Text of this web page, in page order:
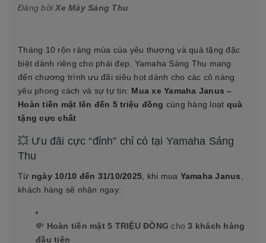
Đăng bởiXe Máy Sáng Thu
Tháng 10 rộn ràng mùa của yêu thương và quà tặng đặc
biệt dành riêng cho phái đẹp. Yamaha Sáng Thu mang
đến chương trình ưu đãi siêu hot dành cho các cô nàng
yêu phong cách và sự tự tin: Mua xe Yamaha Janus –
Hoàn tiền mặt lên đến 5 triệu đồng cùng hàng loạt quà
tặng cực chất
💥 Ưu đãi cực “đỉnh” chỉ có tại Yamaha Sáng
Thu
Từ ngày 10/10 đến 31/10/2025 , khi mua Yamaha Janus
khách hàng sẽ nhận ngay:
💸 Hoàn tiền mặt 5 TRIỆU ĐỒNG cho3 khách hàng
đầu tiên